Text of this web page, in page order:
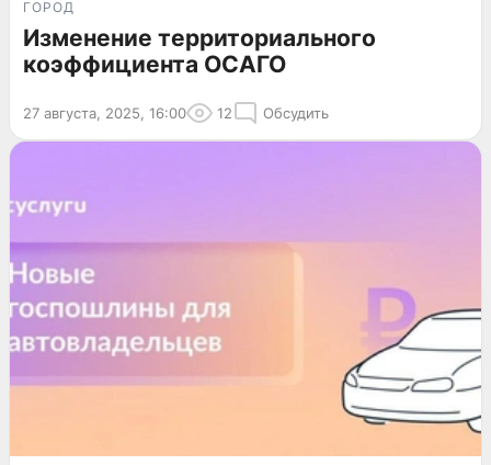
ГОРОД
Изменение территориального
коэффициента ОСАГО
27 августа, 2025, 16:00 12 Обсудить